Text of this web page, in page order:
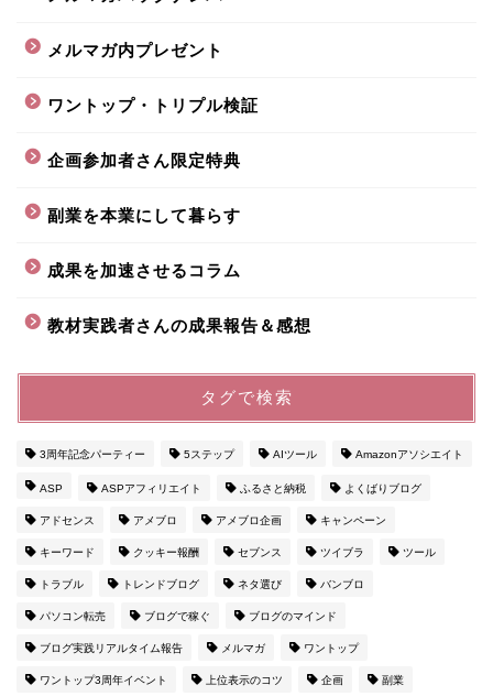
メルマガ内プレゼント
ワントップ・トリプル検証
企画参加者さん限定特典
副業を本業にして暮らす
成果を加速させるコラム
教材実践者さんの成果報告＆感想
タグで検索
3周年記念パーティー 5ステップ AIツール Amazonアソシエイト
ASP ASPアフィリエイト ふるさと納税 よくばりブログ
アドセンス アメブロ アメブロ企画 キャンペーン
キーワード クッキー報酬 セブンス ツイブラ ツール
トラブル トレンドブログ ネタ選び バンブロ
パソコン転売 ブログで稼ぐ ブログのマインド
ブログ実践リアルタイム報告 メルマガ ワントップ
ワントップ3周年イベント 上位表示のコツ 企画 副業